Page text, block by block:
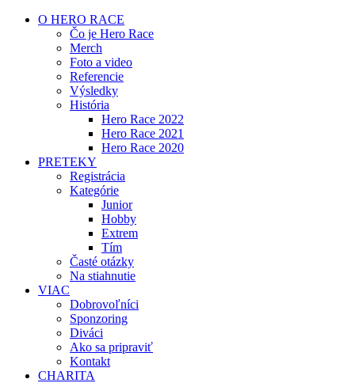
O HERO RACE
Čo je Hero Race
Merch
Foto a video
Referencie
Výsledky
História
Hero Race 2022
Hero Race 2021
Hero Race 2020
PRETEKY
Registrácia
Kategórie
Junior
Hobby
Extrem
Tím
Časté otázky
Na stiahnutie
VIAC
Dobrovoľníci
Sponzoring
Diváci
Ako sa pripraviť
Kontakt
CHARITA